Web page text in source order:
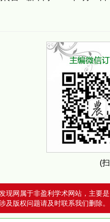
(
现网属于非盈利学术网站，主要
及版权问题请及时联系我们删除。